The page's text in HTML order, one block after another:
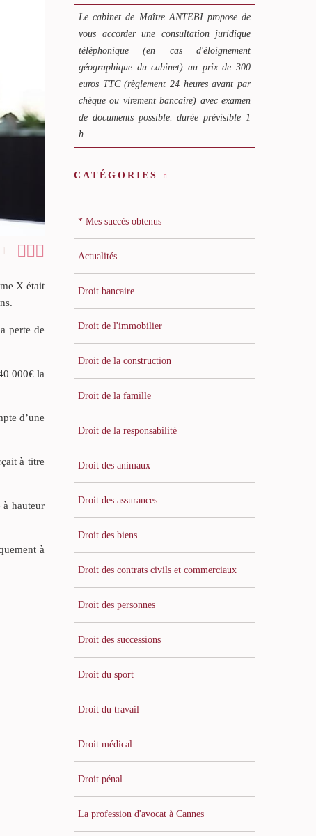

X était
perte de
000€ la
d’une
à titre
hauteur
à
Le cabinet de Maître ANTEBI propose de
vous accorder une consultation juridique
téléphonique (en cas d'éloignement
géographique du cabinet) au prix de 300
euros TTC (règlement 24 heures avant par
chèque ou virement bancaire) avec examen
de documents possible. durée prévisible 1
h.
CATÉGORIES
* Mes succès obtenus
Actualités
Droit bancaire
Droit de l'immobilier
Droit de la construction
Droit de la famille
Droit de la responsabilité
Droit des animaux
Droit des assurances
Droit des biens
Droit des contrats civils et commerciaux
Droit des personnes
Droit des successions
Droit du sport
Droit du travail
Droit médical
Droit pénal
La profession d'avocat à Cannes